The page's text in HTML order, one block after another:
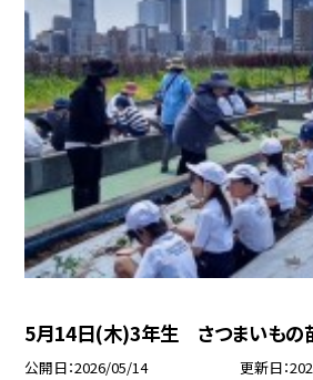
5月14日(木)3年生 さつまいもの
公開日 2026/05/14 更新日